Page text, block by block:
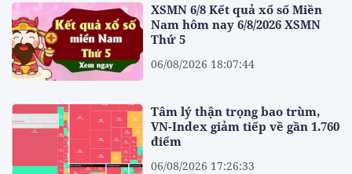
XSMN 6/8 Kết quả xổ số Miền
Nam hôm nay 6/8/2026 XSMN
Thứ 5
06/08/2026 18:07:44
Tâm lý thận trọng bao trùm,
VN-Index giảm tiếp về gần 1.760
điểm
06/08/2026 17:26:33